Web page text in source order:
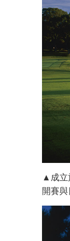
▲成立
開賽